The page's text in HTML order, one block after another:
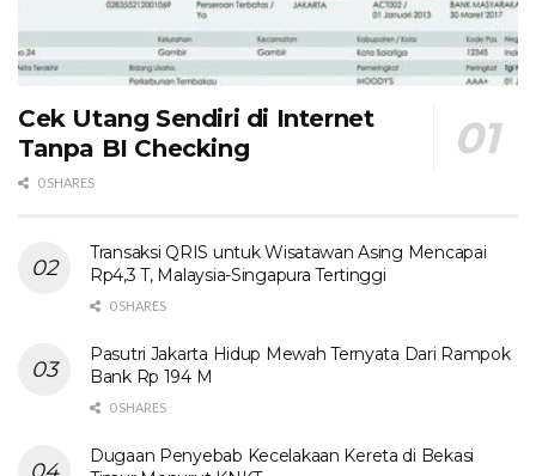
Cek Utang Sendiri di Internet
Tanpa BI Checking
0 SHARES
Transaksi QRIS untuk Wisatawan Asing Mencapai
Rp4,3 T, Malaysia-Singapura Tertinggi
0 SHARES
Pasutri Jakarta Hidup Mewah Ternyata Dari Rampok
Bank Rp 194 M
0 SHARES
Dugaan Penyebab Kecelakaan Kereta di Bekasi